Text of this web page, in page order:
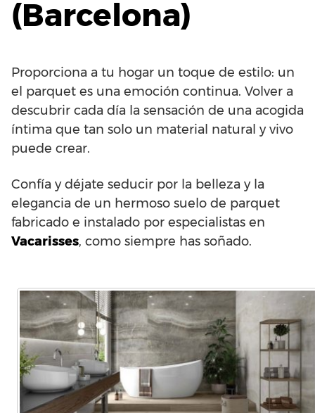
(Barcelona)
Proporciona a tu hogar un toque de estilo: un
el parquet es una emoción continua. Volver a
descubrir cada día la sensación de una acogida
íntima que tan solo un material natural y vivo
puede crear.
Confía y déjate seducir por la belleza y la
elegancia de un hermoso suelo de parquet
fabricado e instalado por especialistas en
Vacarisses, como siempre has soñado.